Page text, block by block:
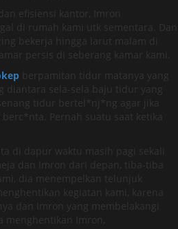
efisiensi kantor, Imron
di rumah kami utk sementara. Dan
bekerja hingga larut malam di
persis di seberang kamar kami.
berpamitan tidur matanya yang
diantara sela-sela baju tidur yang
tidur bertel*nj*ng agar jika
Pernah suatu saat ketika
di dapur waktu masih pagi sekali
dan Imron dari depan, tiba-tiba
dia menempelkan telunjuk
kegiatan kami, karena
dan Imron yang membelakangi
menghentikan Imron,